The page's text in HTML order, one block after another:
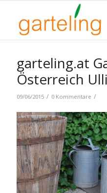
garteling.at
Österreich
09/06/2015 / 0 Kommentare /